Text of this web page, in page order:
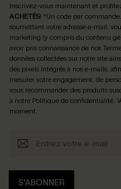
Inscrivez-vous maintenant et
ACHETÉS! *Un code par
soumettant votre adresse e-mail,
marketing (y compris du contenu
avoir pris connaissance de nos
données collectées sur notre site
des pixels intégrés à nos e-mails,
mesurer votre engagement, de
vous recommander des produits
à notre Politique de confidentialité.
moment.
S'ABONNER